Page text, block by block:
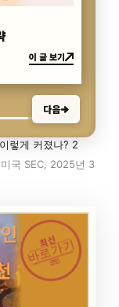
이 글 보기
다음
렇게 커졌나? 2
국 SEC, 2025년 3
최신
바로가기
코인